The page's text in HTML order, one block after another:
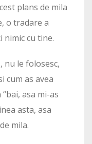
plans de mila
o tradare a
nimic cu tine.
nu le folosesc,
cum as avea
asa mi-as
asta, asa
mila.